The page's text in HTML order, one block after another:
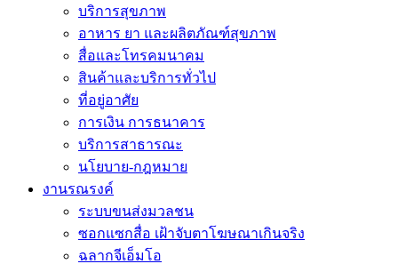
บริการสุขภาพ
อาหาร ยา และผลิตภัณฑ์สุขภาพ
สื่อและโทรคมนาคม
สินค้าและบริการทั่วไป
ที่อยู่อาศัย
การเงิน การธนาคาร
บริการสาธารณะ
นโยบาย-กฎหมาย
งานรณรงค์
ระบบขนส่งมวลชน
ซอกแซกสื่อ เฝ้าจับตาโฆษณาเกินจริง
ฉลากจีเอ็มโอ